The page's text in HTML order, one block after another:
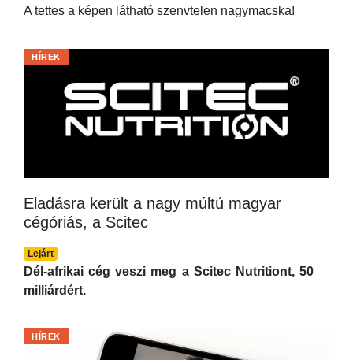
A tettes a képen látható szenvtelen nagymacska!
Eladásra került a nagy múltú magyar
cégóriás, a Scitec
Lejárt
HÍREK
Dél-afrikai cég veszi meg a Scitec Nutritiont, 50
milliárdért.
HÍREK